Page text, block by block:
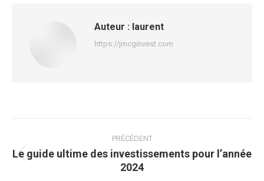
Auteur : laurent
https://jmcginvest.com
article
PRÉCÉDENT
Article
précédent
Le guide ultime des investissements pour l’année
2024